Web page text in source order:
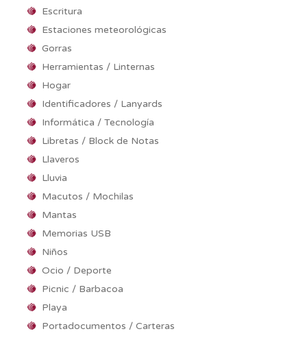
Escritura
Estaciones meteorológicas
Gorras
Herramientas / Linternas
Hogar
Identificadores / Lanyards
Informática / Tecnología
Libretas / Block de Notas
Llaveros
Lluvia
Macutos / Mochilas
Mantas
Memorias USB
Niños
Ocio / Deporte
Picnic / Barbacoa
Playa
Portadocumentos / Carteras